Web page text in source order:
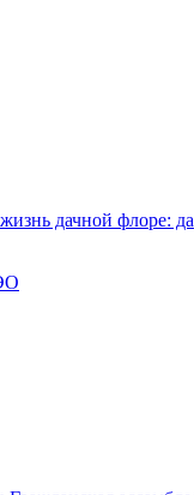
дачной флоре: